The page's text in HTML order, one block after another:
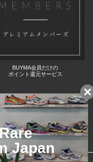
BUYMA会員だけの
ポイント還元サービス
へ